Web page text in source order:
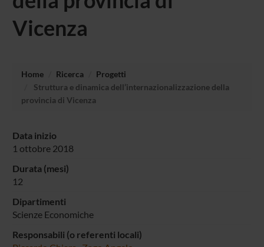
Vicenza
Home Ricerca
Progetti
Struttura e dinamica dell’internazionalizzazione della
provincia di Vicenza
Data inizio
1 ottobre 2018
Durata (mesi)
12
Dipartimenti
Scienze Economiche
Responsabili (o referenti locali)